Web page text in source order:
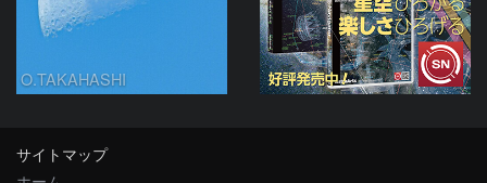
O.TAKAHASHI
サイトマップ